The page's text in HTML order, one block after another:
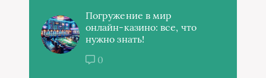
Погружение в мир
онлайн-казино: все, что
нужно знать!
0